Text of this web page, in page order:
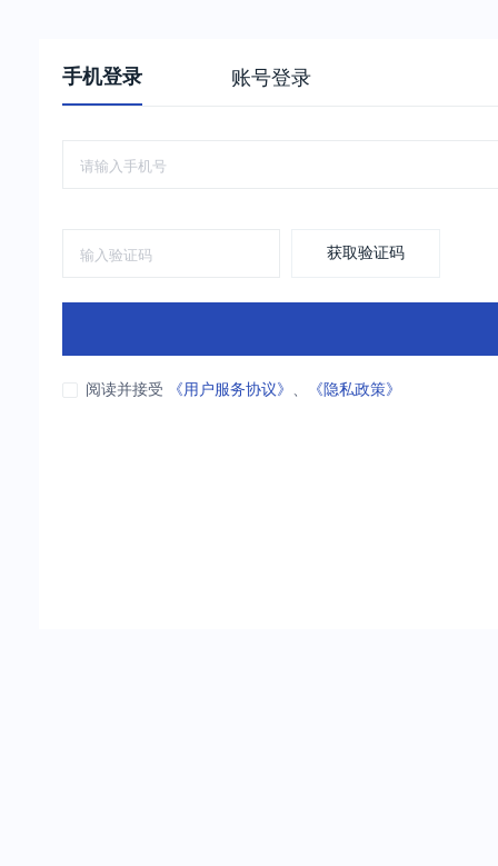
手机登录 账号登录
获取验证码
阅读并接受 《用户服务协议》 、 《隐私政策》